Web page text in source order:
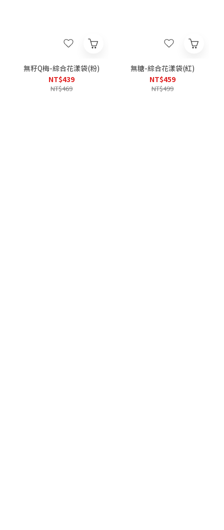
無籽Q梅-綜合花漾袋(粉)
NT$439
NT$469
無糖-綜合花漾袋(紅)
NT$459
NT$499